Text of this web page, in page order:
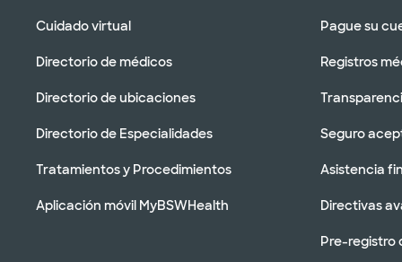
Cuidado virtual
Directorio de médicos
Directorio de ubicaciones
Directorio de Especialidades
Tratamientos y Procedimientos
Aplicación móvil MyBSWHealth
Pague su
Registros
Seguro
Asistencia
Directivas
Pre-registro